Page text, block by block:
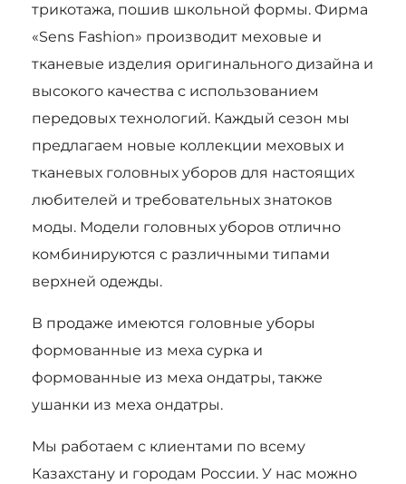
трикотажа, пошив школьной формы. Фирма
«Sens Fashion» производит меховые и
тканевые изделия оригинального дизайна и
высокого качества с использованием
передовых технологий. Каждый сезон мы
предлагаем новые коллекции меховых и
тканевых головных уборов для настоящих
любителей и требовательных знатоков
моды. Модели головных уборов отлично
комбинируются с различными типами
верхней одежды.
В продаже имеются головные уборы
формованные из меха сурка и
формованные из меха ондатры, также
ушанки из меха ондатры.
Мы работаем с клиентами по всему
Казахстану и городам России. У нас можно